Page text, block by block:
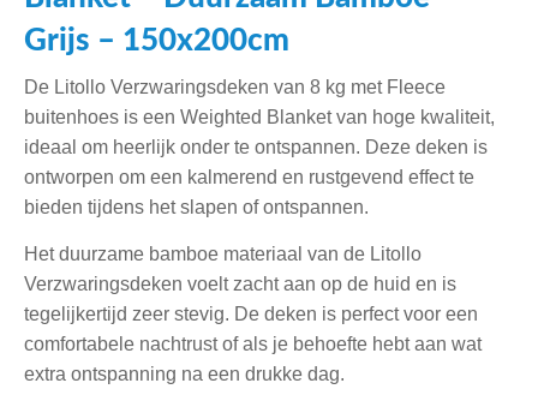
Grijs – 150x200cm
De Litollo Verzwaringsdeken van 8 kg met Fleece
buitenhoes is een Weighted Blanket van hoge kwaliteit,
ideaal om heerlijk onder te ontspannen. Deze deken is
ontworpen om een kalmerend en rustgevend effect te
bieden tijdens het slapen of ontspannen.
Het duurzame bamboe materiaal van de Litollo
Verzwaringsdeken voelt zacht aan op de huid en is
tegelijkertijd zeer stevig. De deken is perfect voor een
comfortabele nachtrust of als je behoefte hebt aan wat
extra ontspanning na een drukke dag.